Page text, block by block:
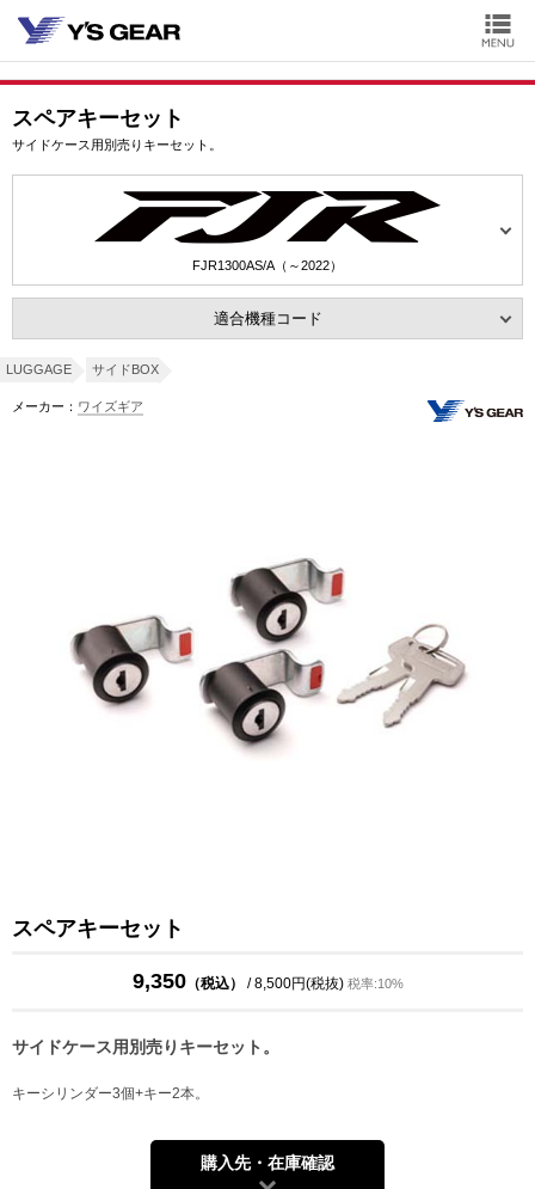
スペアキーセット
サイドケース用別売りキーセット。
FJR1300AS/A（～2022）
適合機種コード
LUGGAGE サイドBOX
メーカー： ワイズギア
スペアキーセット
9,350（税込） / 8,500円(税抜) 税率:10%
サイドケース用別売りキーセット。
キーシリンダー3個+キー2本。
購入先・在庫確認